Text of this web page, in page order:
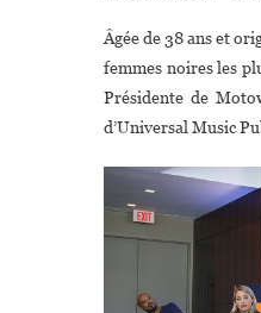
Âgée de 38 ans et
femmes noires les
Présidente de
d’Universal Music